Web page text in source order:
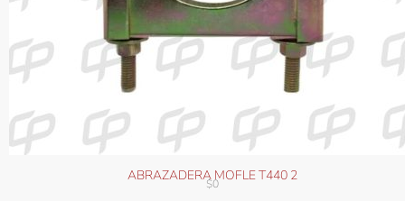
ABRAZADERA MOFLE T440 2
$0